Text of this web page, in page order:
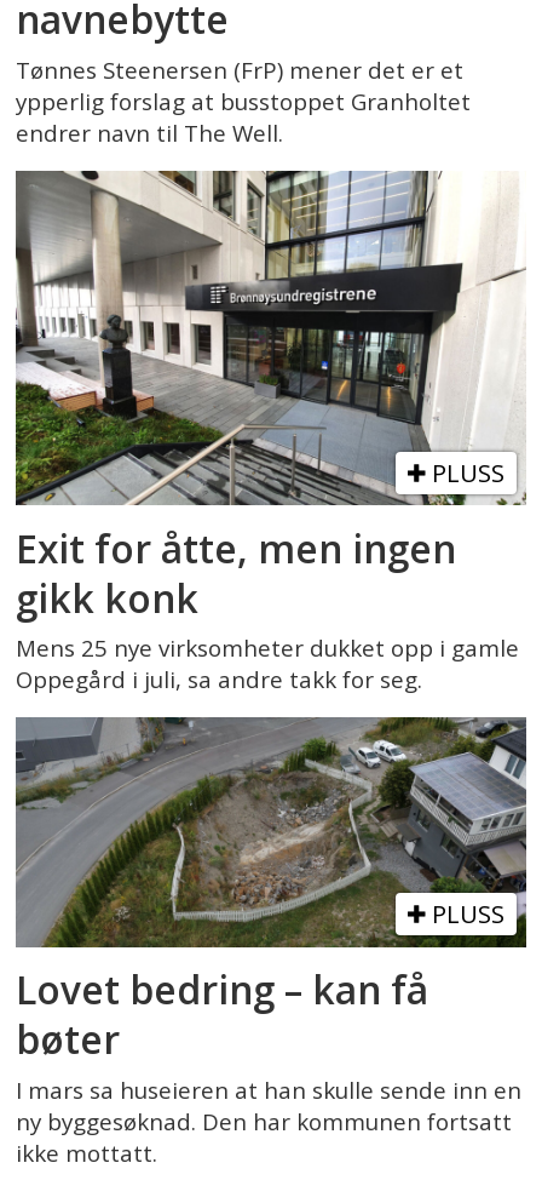
navnebytte
Tønnes Steenersen (FrP) mener det er et
ypperlig forslag at busstoppet Granholtet
endrer navn til The Well.
PLUSS
Exit for åtte, men ingen
gikk konk
Mens 25 nye virksomheter dukket opp i gamle
Oppegård i juli, sa andre takk for seg.
PLUSS
Lovet bedring – kan få
bøter
I mars sa huseieren at han skulle sende inn en
ny byggesøknad. Den har kommunen fortsatt
ikke mottatt.